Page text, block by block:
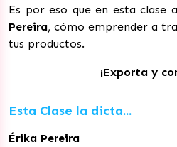
Es por eso que en esta clase
Pereira, cómo emprender a
tus productos.
¡Exporta y
Esta Clase la dicta...
Érika Pereira